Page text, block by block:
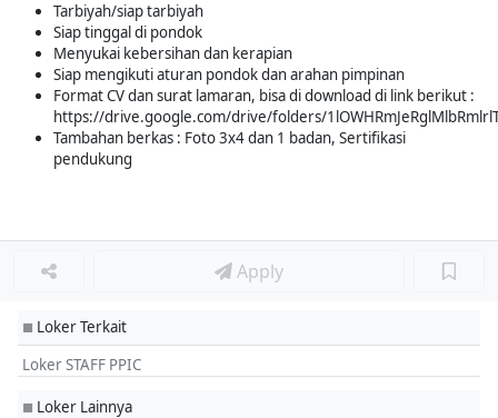
Tarbiyah/siap tarbiyah
Siap tinggal di pondok
Menyukai kebersihan dan kerapian
Siap mengikuti aturan pondok dan arahan pimpinan
Format CV dan surat lamaran, bisa di download di link berikut :
https://drive.google.com/drive/folders/
Tambahan berkas : Foto 3x4 dan 1 badan, Sertifikasi
pendukung
Apply
■ Loker Terkait
Loker STAFF PPIC
■ Loker Lainnya